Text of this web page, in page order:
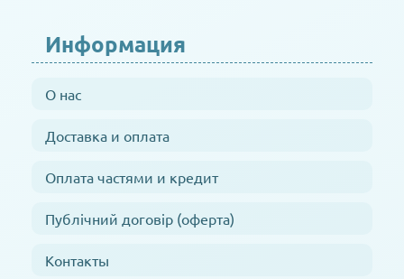
Информация
О нас
Доставка и оплата
Оплата частями и кредит
Публічний договір (оферта)
Контакты